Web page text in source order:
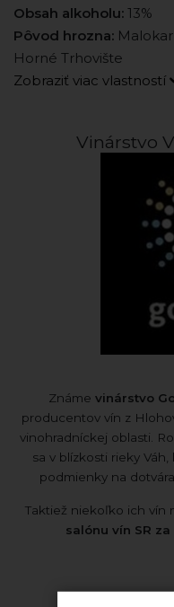
Obsah alkoholu: 13%
Pôvod hrozna:
Horné Trhovište
Zobraziť viac vlastností
Vinárstvo
Známe vinárstvo
producentov vín z
vinohradníckej oblasti.
sa v blízkosti rieky
podmienky na
Taktiež niekoľko ich vín
salónu vín SR